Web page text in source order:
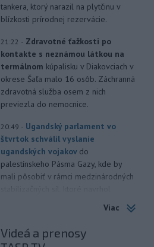
tankera, ktorý narazil na plytčinu v
blízkosti prírodnej rezervácie.
21:22 - Zdravotné ťažkosti po
kontakte s neznámou látkou na
termálnom kúpalisku v Diakovciach v
okrese Šaľa malo 16 osôb. Záchranná
zdravotná služba osem z nich
previezla do nemocnice.
20:49 - Ugandský parlament vo
štvrtok schválil vyslanie
ugandských vojakov do
palestínskeho Pásma Gazy, kde by
mali pôsobiť v rámci medzinárodných
(FA) stiahla svoju podporu
Viac
Videá a prenosy